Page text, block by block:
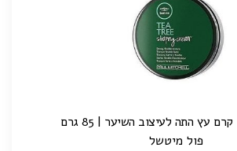
פול מיטשל